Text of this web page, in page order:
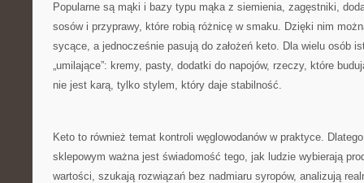
Popularne są mąki i bazy typu mąka z siemienia, zagęstniki,
sosów i przyprawy, które robią różnicę w smaku. Dzięki nim
sycące, a jednocześnie pasują do założeń keto. Dla wielu osób
„umilające”: kremy, pasty, dodatki do napojów, rzeczy, które
nie jest karą, tylko stylem, który daje stabilność.
Keto to również temat kontroli węglowodanów w praktyce.
sklepowym ważna jest świadomość tego, jak ludzie wybierają
wartości, szukają rozwiązań bez nadmiaru syropów, analizują